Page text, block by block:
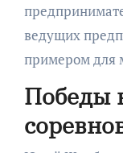
ведущих
примером для
Победы